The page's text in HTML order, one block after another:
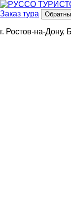
Заказ тура
г. Ростов-на-